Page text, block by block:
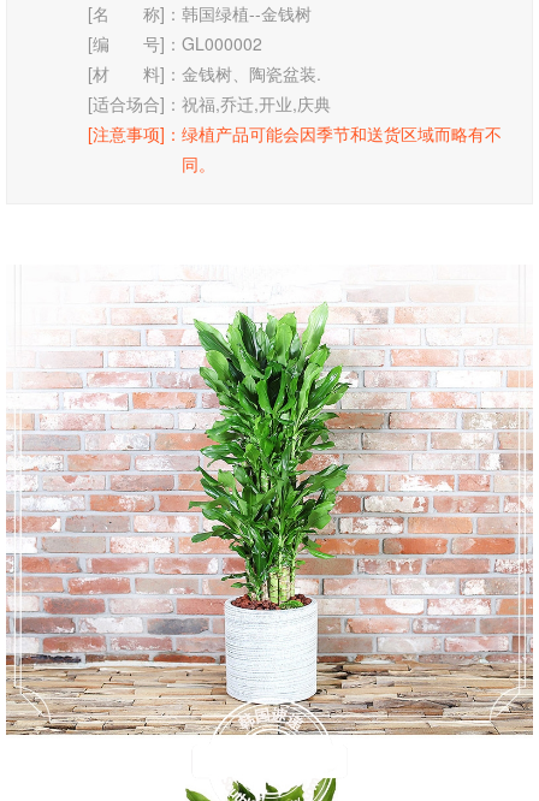
[名 称]：韩国绿植--金钱树
[编 号]：GL000002
[材 料]：金钱树、陶瓷盆装.
[适合场合]：祝福,乔迁,开业,庆典
[注意事项]：绿植产品可能会因季节和送货区域而略有不
同。